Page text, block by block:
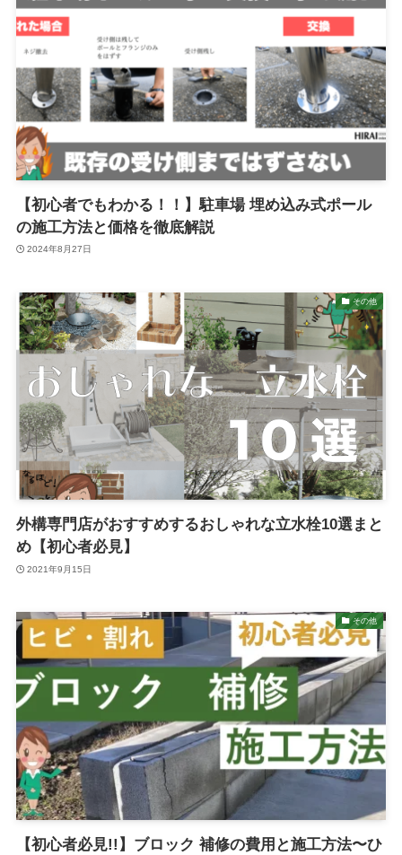
【初心者でもわかる！！】駐車場 埋め込み式ポール
の施工方法と価格を徹底解説
2024年8月27日
その他
外構専門店がおすすめするおしゃれな立水栓10選まと
め【初心者必見】
2021年9月15日
その他
【初心者必見!!】ブロック 補修の費用と施工方法〜ひ